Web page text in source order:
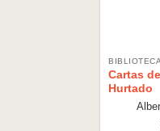
Cartas
Hurtado